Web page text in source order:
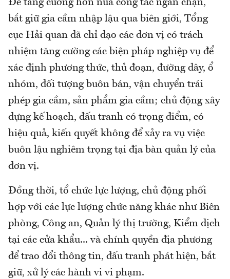
Để tăng cường hơn nữa công tác ngăn chặn,
bắt giữ gia cầm nhập lậu qua biên giới, Tổng
cục Hải quan đã chỉ đạo các đơn vị có trách
nhiệm tăng cường các biện pháp nghiệp vụ để
xác định phương thức, thủ đoạn, đường dây, ổ
nhóm, đối tượng buôn bán, vận chuyển trái
phép gia cầm, sản phẩm gia cầm; chủ động xây
dựng kế hoạch, đấu tranh có trọng điểm, có
hiệu quả, kiến quyết không để xảy ra vụ việc
buôn lậu nghiêm trọng tại địa bàn quản lý của
đơn vị.
Đồng thời, tổ chức lực lượng, chủ động phối
hợp với các lực lượng chức năng khác như Biên
phòng, Công an, Quản lý thị trường, Kiểm dịch
tại các cửa khẩu... và chính quyền địa phương
để trao đổi thông tin, đấu tranh phát hiện, bắt
giữ, xử lý các hành vi vi phạm.